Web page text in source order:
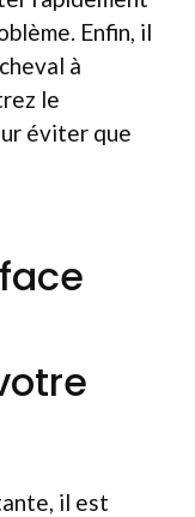
Enfin, il
à
le
éviter que
il est